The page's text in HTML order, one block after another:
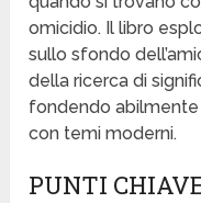
omicidio. Il libro
sullo sfondo
della ricerca di
fondendo
con temi moderni.
PUNTI